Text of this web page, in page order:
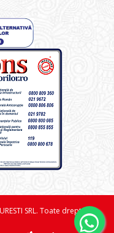
SRL. Toate drepturile